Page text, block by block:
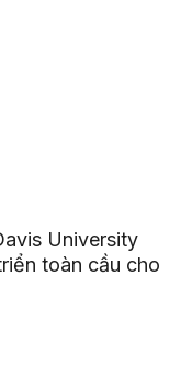
University
toàn cầu cho